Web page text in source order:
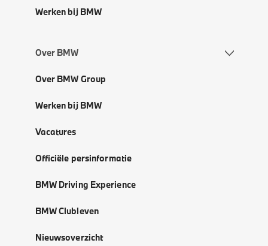
Werken bij BMW
Over BMW
Over BMW Group
Werken bij BMW
Vacatures
Officiële persinformatie
BMW Driving Experience
BMW Clubleven
Nieuwsoverzicht